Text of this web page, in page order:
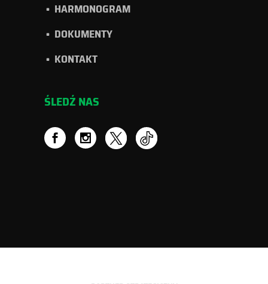
HARMONOGRAM
DOKUMENTY
KONTAKT
ŚLEDŹ NAS